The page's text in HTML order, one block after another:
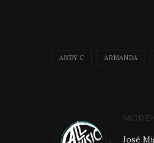
ANDY C ARMANDA
José